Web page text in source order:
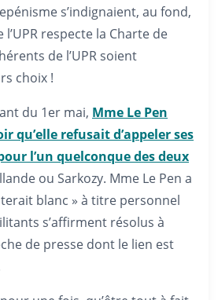
s’indignaient, au fond,
respecte la Charte de
de l’UPR soient
choix !
du 1er mai, Mme Le Pen
qu’elle refusait d’appeler ses
l’un quelconque des deux
ou Sarkozy. Mme Le Pen a
blanc » à titre personnel
s’affirment résolus à
de presse dont le lien est